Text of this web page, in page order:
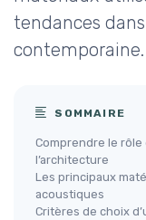
tendances
contemporaine.
SOMMAIRE
Comprendre le
l’architecture
Les principaux
acoustiques
Critères de choix